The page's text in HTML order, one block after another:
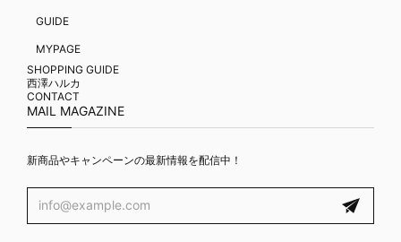
GUIDE
MYPAGE
SHOPPING GUIDE
西澤ハルカ
CONTACT
MAIL MAGAZINE
新商品やキャンペーンの最新情報を配信中！